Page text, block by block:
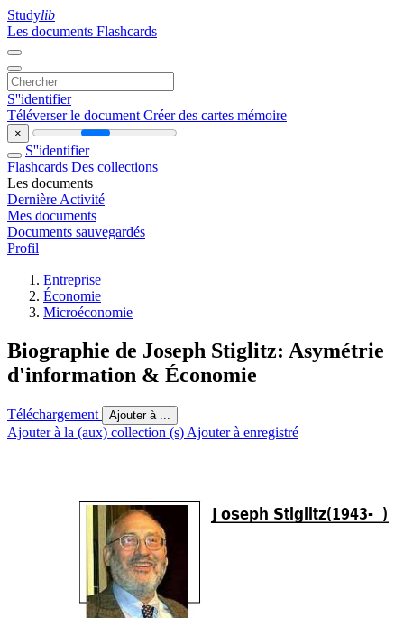
Studylib
Les documents Flashcards
S''identifier
Téléverser le document Créer des cartes mémoire
×
S''identifier
Flashcards Des collections
Les documents
Dernière Activité
Mes documents
Documents sauvegardés
Profil
Entreprise
Économie
Microéconomie
Biographie de Joseph Stiglitz: Asymétrie
d'information & Économie
Téléchargement Ajouter à ...
Ajouter à la (aux) collection (s) Ajouter à enregistré
           Joseph Stiglitz(1943-
)